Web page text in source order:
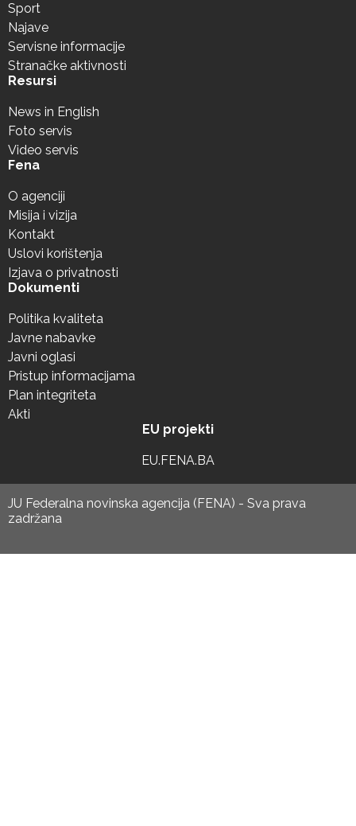
Sport
Najave
Servisne informacije
Stranačke aktivnosti
Resursi
News in English
Foto servis
Video servis
Fena
O agenciji
Misija i vizija
Kontakt
Uslovi korištenja
Izjava o privatnosti
Dokumenti
Politika kvaliteta
Javne nabavke
Javni oglasi
Pristup informacijama
Plan integriteta
Akti
EU projekti
EU.FENA.BA
JU Federalna novinska agencija (FENA) - Sva prava
zadržana